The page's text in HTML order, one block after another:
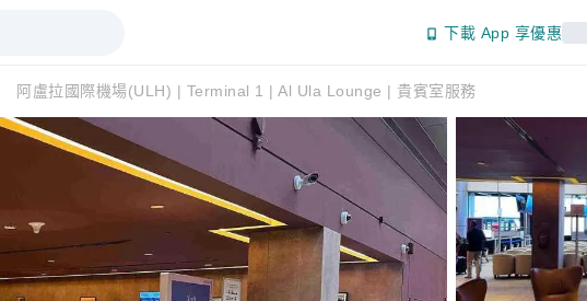
下載 App 享優惠
阿盧拉國際機場(ULH) | Terminal 1 | Al Ula Lounge | 貴賓室服務